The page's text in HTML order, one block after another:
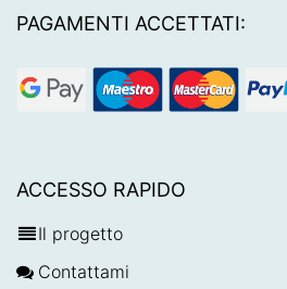
PAGAMENTI ACCETTATI:
ACCESSO RAPIDO
Il progetto
Contattami